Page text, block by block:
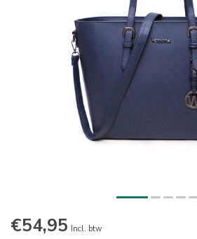
€54,95 Incl. btw